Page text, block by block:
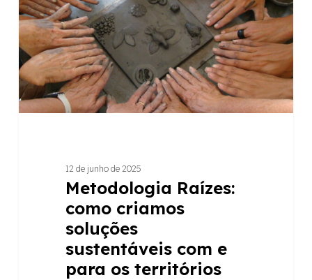
soluções
sustentáveis
com
e
para
os
12 de junho de 2025
Metodologia Raízes:
como criamos
soluções
sustentáveis com e
para os territórios